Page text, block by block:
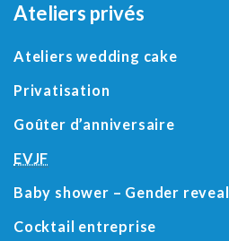
Ateliers privés
Ateliers wedding cake
Privatisation
Goûter d’anniversaire
EVJF
Baby shower – Gender reveal
Cocktail entreprise